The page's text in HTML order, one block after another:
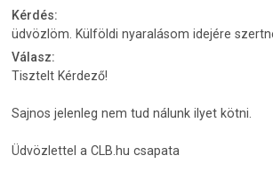
Kérdés:
üdvözlöm. Külföldi nyaralásom idejére
Válasz:
Tisztelt Kérdező!
Sajnos jelenleg nem tud nálunk ilyet kötni.
Üdvözlettel a CLB.hu csapata